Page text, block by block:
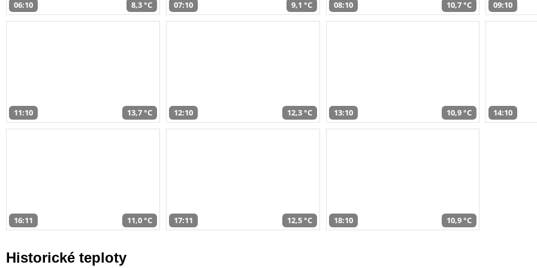
06:10 8,3 °C 07:10 9,1 °C 08:10 10,7 °C 09:10
11:10 13,7 °C 12:10 12,3 °C 13:10 10,9 °C 14:10
16:11 11,0 °C 17:11 12,5 °C 18:10 10,9 °C
Historické teploty